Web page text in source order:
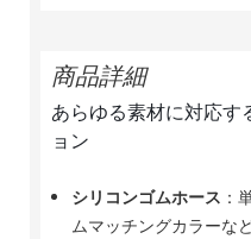
商品詳細
あらゆる素材に対応す
ョン
シリコンゴムホース ：
ムマッチングカラーな